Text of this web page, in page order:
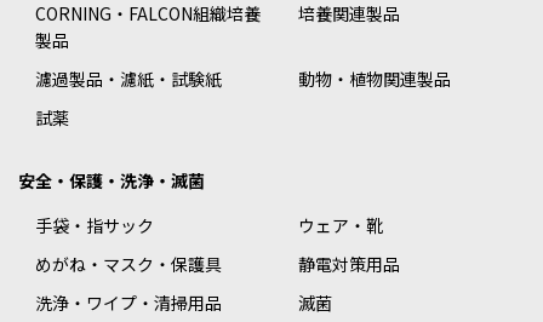
CORNING・FALCON組織培養
製品
培養関連製品
濾過製品・濾紙・試験紙
動物・植物関連製品
試薬
安全・保護・洗浄・滅菌
手袋・指サック
ウェア・靴
めがね・マスク・保護具
静電対策用品
洗浄・ワイプ・清掃用品
滅菌